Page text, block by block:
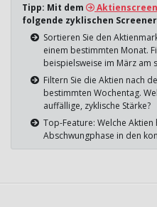
Tipp: Mit dem
folgende zyklischen
Sortieren Sie den
einem bestimmten Monat.
beispielsweise im März am
Filtern Sie die Aktien nach
bestimmten Wochentag.
auffällige, zyklische Stärke?
Top-Feature: Welche
Abschwungphase in den